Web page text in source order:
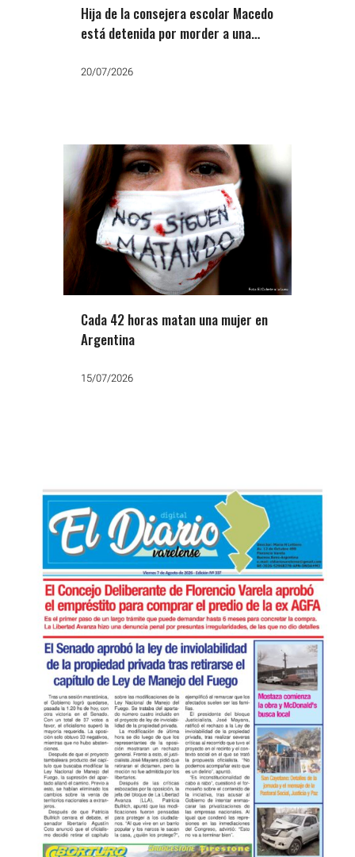
Hija de la consejera escolar Macedo
está detenida por morder a una
dedo
20/07/2026
Cada 42 horas matan una mujer en
Argentina
15/07/2026